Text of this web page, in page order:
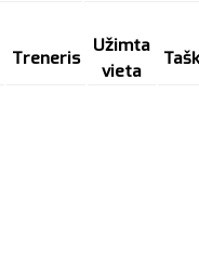
Treneris
Užimta
vieta